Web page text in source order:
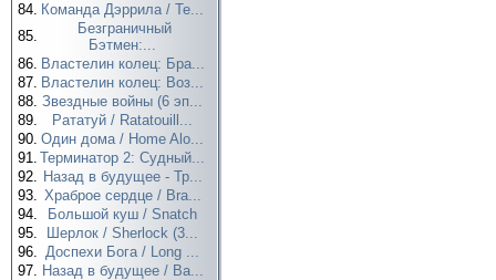
84. Команда Дэррила / Te...
85.
Безграничный
Бэтмен:...
86. Властелин колец: Бра...
87. Властелин колец: Воз...
88. Звездные войны (6 эп...
89.
Рататуй / Ratatouill...
90. Один дома / Home Alo...
91. Терминатор 2: Судный...
92. Назад в будущее - Тр...
93. Храброе сердце / Bra...
94.
Большой куш / Snatch
95.
Шерлок / Sherlock (3...
96. Доспехи Бога / Long ...
97. Назад в будущее / Ba...